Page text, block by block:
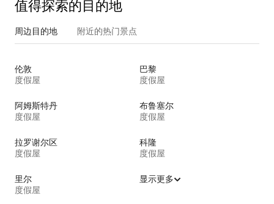
值得探索的目的地
周边目的地 附近的热门景点
伦敦
度假屋
巴黎
度假屋
阿姆斯特丹
度假屋
布鲁塞尔
度假屋
拉罗谢尔区
度假屋
科隆
度假屋
里尔
度假屋
显示更多